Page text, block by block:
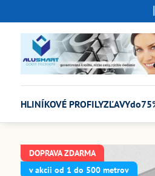
HLINÍKOVÉ PROFILY
DOPRAVA ZDARMA
v akcii od 1 do 500 metrov